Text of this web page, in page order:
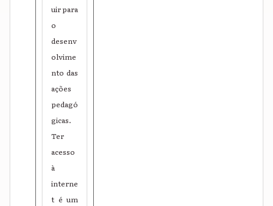
uir para
o
desenv
olvime
nto das
ações
pedagó
gicas.
Ter
acesso
à
interne
t é um